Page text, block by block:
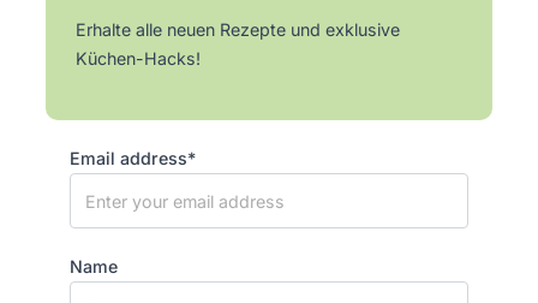
Erhalte alle neuen Rezepte und exklusive
Küchen-Hacks!
Email address*
Name